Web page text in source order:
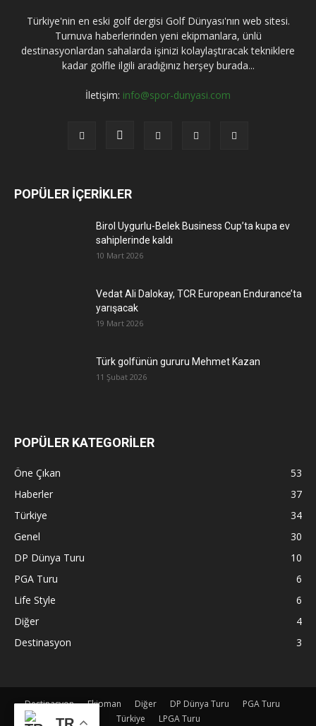
Türkiye'nin en eski golf dergisi Golf Dünyası'nın web sitesi.
Turnuva haberlerinden yeni ekipmanlara, ünlü
destinasyonlardan sahalarda işinizi kolaylaştıracak tekniklere
kadar golfle ilgili aradığınız herşey burada...
İletişim: info@spor-dunyasi.com
POPÜLER İÇERİKLER
Birol Uygurlu-Belek Business Cup’ta kupa ev
sahiplerinde kaldı
10 Mart 2026
Vedat Ali Dalokay, TCR European Endurance’ta
yarışacak
19 Mart 2026
Türk golfünün gururu Mehmet Kazan
11 Şubat 2026
POPÜLER KATEGORİLER
Öne Çıkan
53
Haberler
37
Türkiye
34
Genel
30
DP Dünya Turu
10
PGA Turu
6
Life Style
6
Diğer
4
Destinasyon
3
Destinasyon Ekipman Diğer DP Dünya Turu
PGA Turu
Türkiye
LPGA Turu